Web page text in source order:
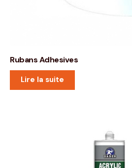
Rubans Adhesives
Lire la suite